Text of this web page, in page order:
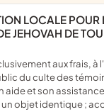
JEHOVAH DE
du culte des
aide et son
objet identique ;